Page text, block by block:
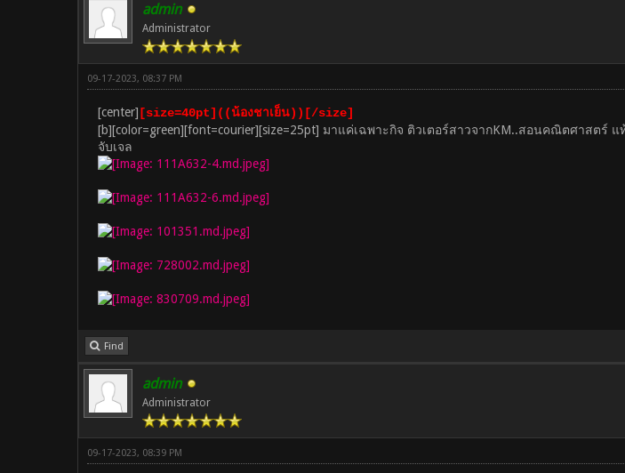
admin
Administrator
09-17-2023, 08:37 PM
[center] [size=40pt]((น้องชาเย็น))[/size]
[b][color=green][font=courier][size=25pt] มาแค่เฉพาะกิจ ติวเตอร์สาวจากKM..สอนคณิตศาสต
จับเจล
Find
admin
Administrator
09-17-2023, 08:39 PM